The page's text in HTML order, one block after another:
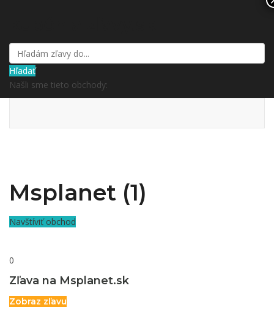
Hľadať
Našli sme tieto obchody:
Msplanet (1)
Navštíviť obchod
0
Zľava na Msplanet.sk
Zobraz zľavu